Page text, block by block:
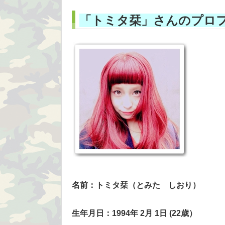
「トミタ栞」さんのプロ
名前：トミタ栞（とみた しおり）
生年月日：1994年 2月 1日 (22歳）